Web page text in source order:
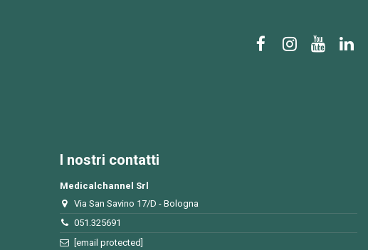
I nostri contatti
Medicalchannel Srl
Via San Savino 17/D - Bologna
051.325691
[email protected]